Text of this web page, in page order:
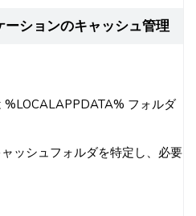
ーションのキャッシュ管理
フォルダ
ッシュフォルダを特定し、必要